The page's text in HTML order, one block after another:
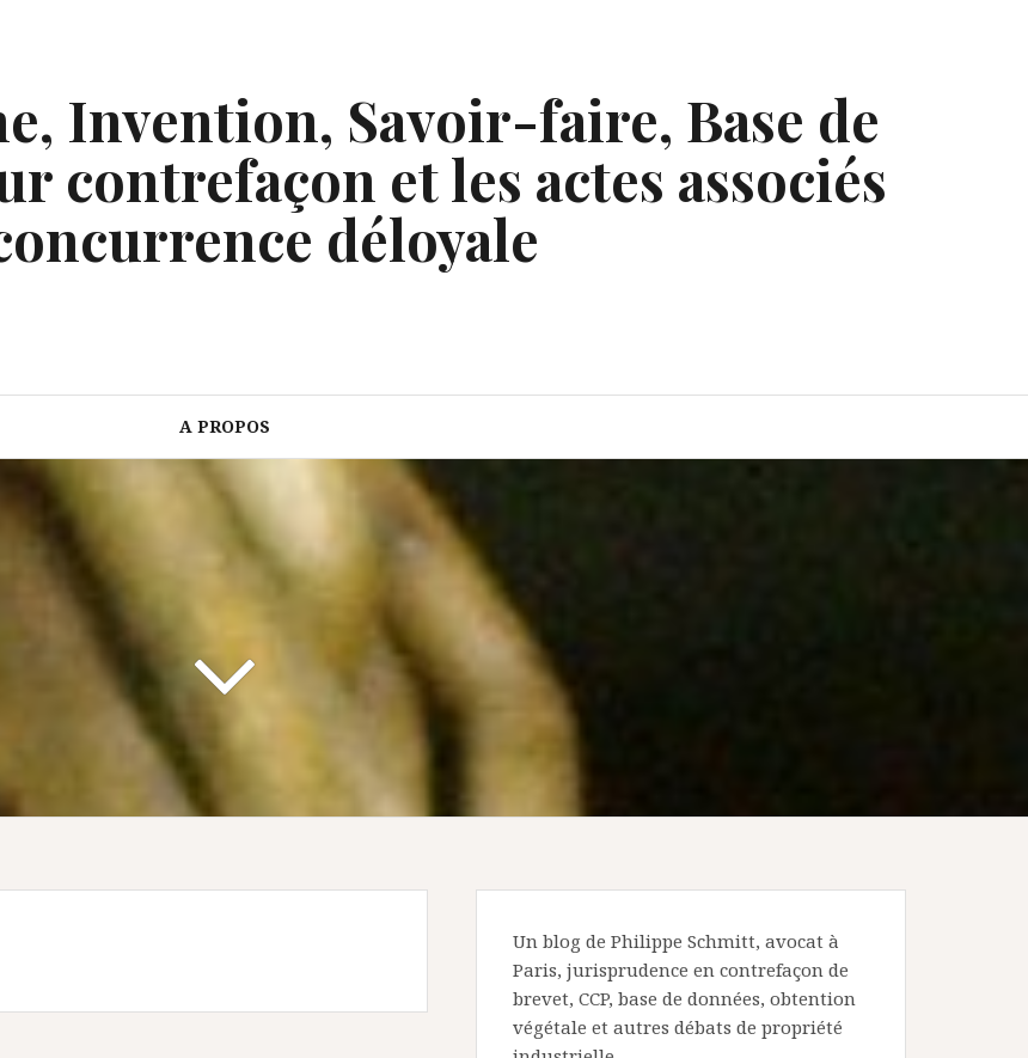
Invention, Savoir-faire, Base de
contrefaçon et les actes associés
déloyale
A PROPOS
Un blog de Philippe Schmitt, avocat à
Paris, jurisprudence en contrefaçon de
brevet, CCP, base de données, obtention
végétale et autres débats de propriété